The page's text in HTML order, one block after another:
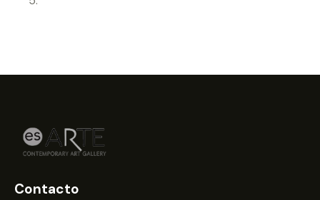
Contacto